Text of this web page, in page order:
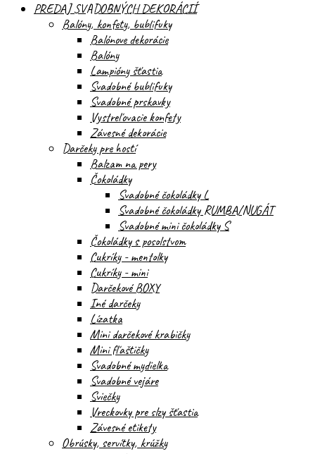
PREDAJ SVADOBNÝCH DEKORÁCIÍ
Balóny, konfety, bublifuky
Balónove dekorácie
Balóny
Lampióny šťastia
Svadobné bublifuky
Svadobné prskavky
Vystreľovacie konfety
Závesné dekorácie
Darčeky pre hostí
Balzam na pery
Čokoládky
Svadobné čokoládky L
Svadobné čokoládky RUMBA/NUGÁT
Svadobné mini čokoládky S
Čokoládky s posolstvom
Cukríky - mentolky
Cukríky - mini
Darčekové BOXY
Iné darčeky
Lízatka
Mini darčekové krabičky
Mini fľaštičky
Svadobné mydielka
Svadobné vejáre
Sviečky
Vreckovky pre slzy šťastia
Závesné etikety
Obrúsky, servítky, krúžky